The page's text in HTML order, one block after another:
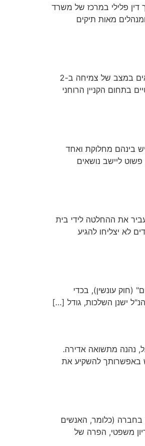
דין פלילי במרכז של משרד
מאות תיקים
העסק או החברה שלכם נפגעו על רקע זכויות יוצרים? זה הזמן לפנות לליווי משפטי! קניין רוחני זכויות יוצרים הוא אחד התחומים המשפטיים הנמצאים במצב של צמיחה ב-2
בתחום הקניין הרוחני
בינהם מחלוקת ואחד
ליישב נושאים
את ההחלטה לידי בית
לא יצליחו להגיע
עונשין), בכדי
ישנן השלכות, גודל […]
נהנה מתשואה אדירה.
אם יש באפשרותך להשקיע את
(כלומר, האנשים
משפטי, הפרה של